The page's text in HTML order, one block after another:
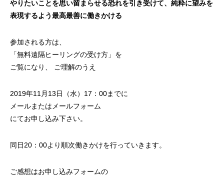
やりたいことを思い留まらせる恐れを引き受けて、純粋に望みを
表現するよう最高最善に働きかける
参加される方は、
「無料遠隔ヒーリングの受け方 」を
ご覧になり、 ご理解のうえ
2019年11月13日（水）17：00までに
メールまたは メールフォーム
にてお申し込み下さい。
同日20：00より順次働きかけを行っていきます。
ご感想はお申し込みフォームの